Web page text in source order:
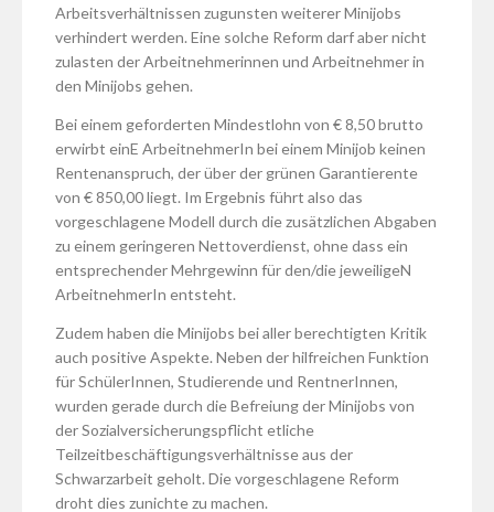
Arbeitsverhältnissen zugunsten weiterer Minijobs
verhindert werden. Eine solche Reform darf aber nicht
zulasten der Arbeitnehmerinnen und Arbeitnehmer in
den Minijobs gehen.
Bei einem geforderten Mindestlohn von € 8,50 brutto
erwirbt einE ArbeitnehmerIn bei einem Minijob keinen
Rentenanspruch, der über der grünen Garantierente
von € 850,00 liegt. Im Ergebnis führt also das
vorgeschlagene Modell durch die zusätzlichen Abgaben
zu einem geringeren Nettoverdienst, ohne dass ein
entsprechender Mehrgewinn für den/die jeweiligeN
ArbeitnehmerIn entsteht.
Zudem haben die Minijobs bei aller berechtigten Kritik
auch positive Aspekte. Neben der hilfreichen Funktion
für SchülerInnen, Studierende und RentnerInnen,
wurden gerade durch die Befreiung der Minijobs von
der Sozialversicherungspflicht etliche
Teilzeitbeschäftigungsverhältnisse aus der
Schwarzarbeit geholt. Die vorgeschlagene Reform
droht dies zunichte zu machen.